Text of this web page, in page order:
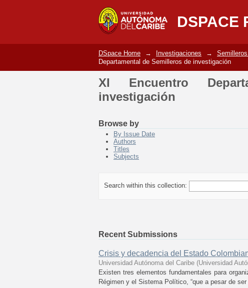
DSPACE
XI Encuentro
DSpace Home → Investigaciones →
Departamental de Semilleros de investigación
XI Encuentro
investigación
Browse by
By Issue Date
Authors
Titles
Subjects
Search within this collection:
Recent Submissions
Crisis y decadencia del Estado
Universidad Autónoma del Caribe (Universidad
Existen tres elementos fundamentales para
Régimen y el Sistema Político, “que a pesar de